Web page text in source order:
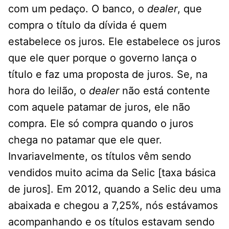
com um pedaço. O banco, o dealer, que
compra o título da dívida é quem
estabelece os juros. Ele estabelece os juros
que ele quer porque o governo lança o
título e faz uma proposta de juros. Se, na
hora do leilão, o dealernão está contente
com aquele patamar de juros, ele não
compra. Ele só compra quando o juros
chega no patamar que ele quer.
Invariavelmente, os títulos vêm sendo
vendidos muito acima da Selic [taxa básica
de juros]. Em 2012, quando a Selic deu uma
abaixada e chegou a 7,25%, nós estávamos
acompanhando e os títulos estavam sendo